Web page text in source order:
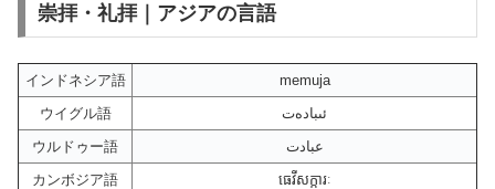
崇拝・礼拝｜アジアの言語
インドネシア語
memuja
ウイグル語
ئىبادەت
ウルドゥー語
عبادت
カンボジア語
ធេវីសក្ការៈ